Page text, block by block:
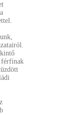
férfinak